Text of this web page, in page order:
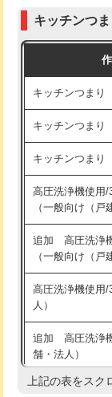
管・ポリ管・
排水管工事（土
排水管工事（排
排水管工事（
マス交換（深さ
マス交換（深さ
コンクリート斫
コンクリート斫
モルタル補修（
モルタル補修（
式・ワンホール
交換・取付(排
持込商品取付（
持込商品取付（
給水管工事※（
給水管工事※（
給水管工事※（
キッチンつ
キッチンつまり
キッチンつまり
キッチンつまり
高圧洗浄機使用/
（一般向け（戸
追加 高圧洗浄
（一般向け（戸
高圧洗浄機使用
人）
追加 高圧洗浄
舗・法人）
高度高圧洗浄換
上記の表をスク